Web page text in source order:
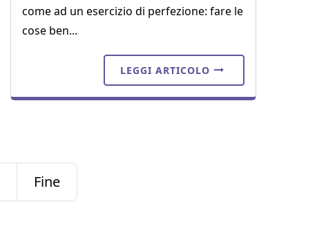
come ad un esercizio di perfezione: fare le
cose ben...
LEGGI ARTICOLO
Fine